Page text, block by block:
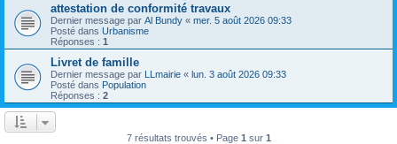
attestation de conformité travaux
Dernier message par Al Bundy « mer. 5 août 2026 09:33
Posté dans Urbanisme
Réponses : 1
Livret de famille
Dernier message par LLmairie « lun. 3 août 2026 09:33
Posté dans Population
Réponses : 2
7 résultats trouvés • Page 1 sur 1